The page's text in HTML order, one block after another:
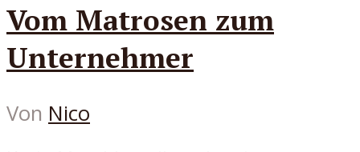
Vom Matrosen zum
Unternehmer
Von Nico